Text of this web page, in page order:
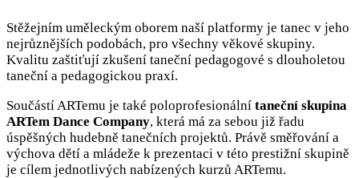
Stěžejním uměleckým oborem naší platformy je tanec v jeho
nejrůznějších podobách, pro všechny věkové skupiny.
Kvalitu zaštiťují zkušení taneční pedagogové s dlouholetou
taneční a pedagogickou praxí.
Součástí ARTemu je také poloprofesionální taneční skupina
ARTem Dance Company, která má za sebou již řadu
úspěšných hudebně tanečních projektů. Právě směřování a
výchova dětí a mládeže k prezentaci v této prestižní skupině
je cílem jednotlivých nabízených kurzů ARTemu.